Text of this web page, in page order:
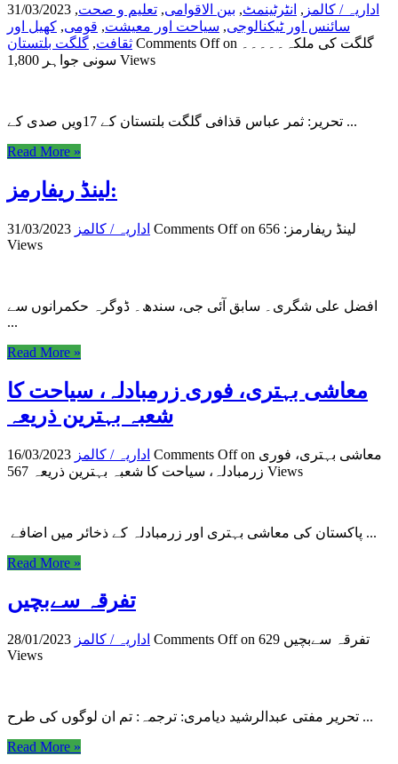
31/03/2023 اداریہ / کالمز , انٹرٹینمٹ, بین الاقوامی, تعلیم و صحت,
سائنس اور ٹیکنالوجی, سیاحت اور معیشت, قومی, کھیل اور
ثقافت, گلگت بلتستان Comments Offon گلگت کی ملکہ۔۔۔۔۔
سونی جواہر 1,800 Views
تحریر: ثمر عباس قذافی گلگت بلتستان کے 17ویں صدی کے ...
Read More »
لینڈ ریفارمز:
31/03/2023 اداریہ / کالمز Comments Off on لینڈ ریفارمز: 656
Views
افضل علی شگری۔ سابق آئی جی، سندھ۔ ڈوگرہ حکمرانوں سے
...
Read More »
معاشی بہتری، فوری زرمبادلہ، سیاحت کا
شعبہ بہترین ذریعہ
16/03/2023 اداریہ / کالمز Comments Offon معاشی بہتری، فوری
زرمبادلہ، سیاحت کا شعبہ بہترین ذریعہ 567 Views
پاکستان کی معاشی بہتری اور زرمبادلہ کے ذخائر میں اضافے ...
Read More »
تفرقہ سےبچیں
28/01/2023 اداریہ / کالمز Comments Off on تفرقہ سےبچیں 629
Views
تحریر مفتی عبدالرشید دیامری: ترجمہ: تم ان لوگوں کی طرح ...
Read More »